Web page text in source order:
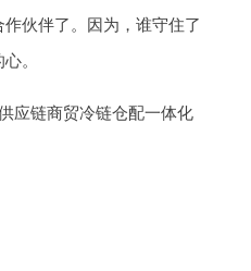
伙伴了。因为，谁守住了
。
应链商贸冷链仓配一体化